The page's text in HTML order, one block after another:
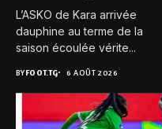
L’ASKO de Kara arrivée
dauphine au terme de la
saison écoulée vérite...
BYFOOT.TG 6 AOÛT 2026